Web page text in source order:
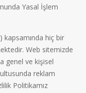
Yasal İşlem
kapsamında hiç bir
Web sitemizde
genel ve kişisel
reklam
Politikamız